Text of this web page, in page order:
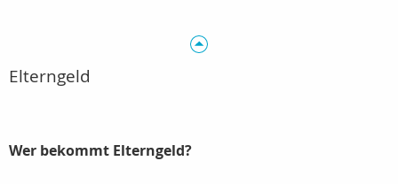
Elterngeld
Wer bekommt Elterngeld?